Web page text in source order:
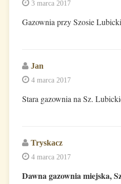
3 marca 2017
Gazownia przy Szosie
Jan
4 marca 2017
Stara gazownia na Sz.
Tryskacz
4 marca 2017
Dawna gazownia miejska,